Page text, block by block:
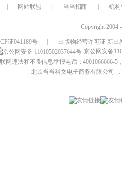
网站联盟 当当招商 机构
Copyright 2004
证041189号
出版物经营许可证 新出
京公网安备
网违法和不良信息举报电话：4001066666-5
北京当当科文电子商务有限公司